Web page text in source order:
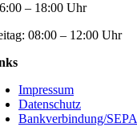
– 18:00 Uhr
08:00 – 12:00 Uhr
Impressum
Datenschutz
Bankverbindung/SEPA